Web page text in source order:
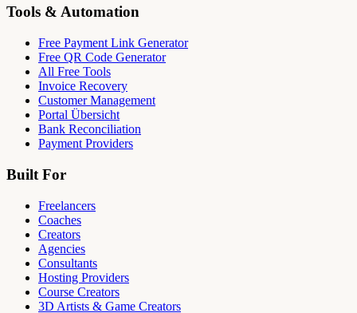
Tools & Automation
Free Payment Link Generator
Free QR Code Generator
All Free Tools
Invoice Recovery
Customer Management
Portal Übersicht
Bank Reconciliation
Payment Providers
Built For
Freelancers
Coaches
Creators
Agencies
Consultants
Hosting Providers
Course Creators
3D Artists & Game Creators